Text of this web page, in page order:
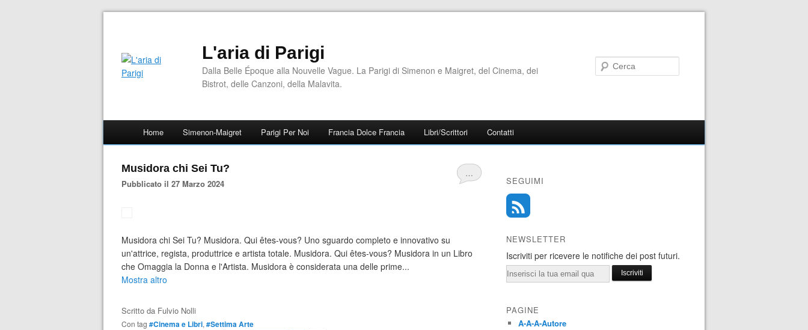
L'aria di Parigi
Dalla Belle Époque alla Nouvelle Vague. La Parigi di Simenon e Maigret, del Cinema, dei
Bistrot, delle Canzoni, della Malavita.
Home Simenon-Maigret Parigi Per Noi Francia Dolce Francia Libri/Scrittori Contatti
…
Musidora chi Sei Tu?
Pubblicato il 27 Marzo 2024
Musidora chi Sei Tu? Musidora. Qui êtes-vous? Uno sguardo completo e innovativo su
un'attrice, regista, produttrice e artista totale. Musidora. Qui êtes-vous? Musidora in un Libro
che Omaggia la Donna e l'Artista. Musidora è considerata una delle prime...
Mostra altro
Scritto da Fulvio Nolli
Con tag #Cinema e Libri, #Settima Arte
SEGUIMI
NEWSLETTER
Iscriviti per ricevere le notifiche dei post futuri.
Email
PAGINE
A-A-A-Autore